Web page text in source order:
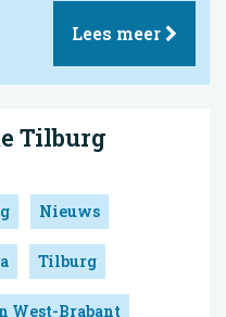
Lees meer
Tilburg
Nieuws
Tilburg
West-Brabant